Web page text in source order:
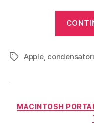
Tag Apple, condensatori
MACINTOSH